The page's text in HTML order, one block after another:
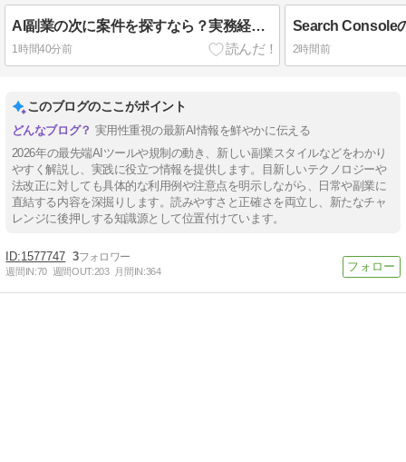
AI副業の次に案件を探すなら？実務経験者がフリーランスエージェントを見る前に確認したいこと
1時間40分前 2時間前
このブログのここがポイント
実用性重視の最新AI情報を鮮やかに伝える
2026年の最先端AIツールや規制の動き、新しい副業スタイルなどをわかり
やすく解説し、実践に役立つ情報を提供します。目新しいテクノロジーや
法改正に対しても具体的な利用例や注意点を明示しながら、日常や副業に
直結する内容を深掘りします。読みやすさと正確さを両立し、新たなチャ
レンジに後押しする知識源として位置付けています。
1577747 3
週間IN:70 週間OUT:203 月間IN:364